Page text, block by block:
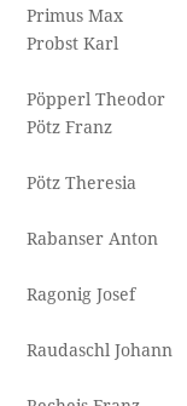
Primus Max
Probst Karl
Pöpperl Theodor
Pötz Franz
Pötz Theresia
Rabanser Anton
Ragonig Josef
Raudaschl Johann